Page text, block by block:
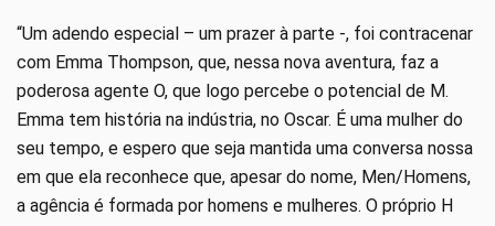
“Um adendo especial – um prazer à parte -, foi contracenar
com Emma Thompson, que, nessa nova aventura, faz a
poderosa agente O, que logo percebe o potencial de M.
Emma tem história na indústria, no Oscar. É uma mulher do
seu tempo, e espero que seja mantida uma conversa nossa
em que ela reconhece que, apesar do nome, Men/Homens,
a agência é formada por homens e mulheres. O próprio H